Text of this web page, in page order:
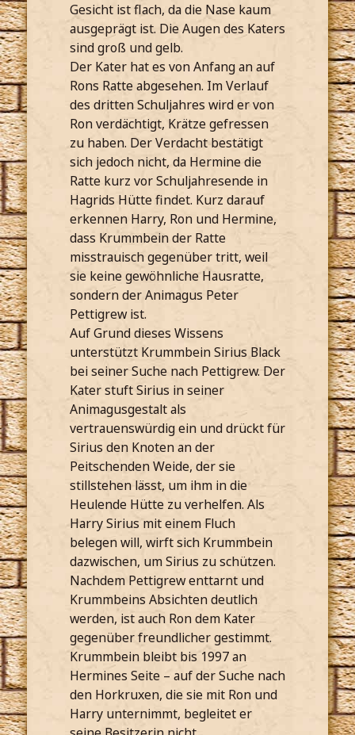
Gesicht ist flach, da die Nase kaum
ausgeprägt ist. Die Augen des Katers
sind groß und gelb.
Der Kater hat es von Anfang an auf
Rons Ratte abgesehen. Im Verlauf
des dritten Schuljahres wird er von
Ron verdächtigt, Krätze gefressen
zu haben. Der Verdacht bestätigt
sich jedoch nicht, da Hermine die
Ratte kurz vor Schuljahresende in
Hagrids Hütte findet. Kurz darauf
erkennen Harry, Ron und Hermine,
dass Krummbein der Ratte
misstrauisch gegenüber tritt, weil
sie keine gewöhnliche Hausratte,
sondern der Animagus Peter
Pettigrew ist.
Auf Grund dieses Wissens
unterstützt Krummbein Sirius Black
bei seiner Suche nach Pettigrew. Der
Kater stuft Sirius in seiner
Animagusgestalt als
vertrauenswürdig ein und drückt für
Sirius den Knoten an der
Peitschenden Weide, der sie
stillstehen lässt, um ihm in die
Heulende Hütte zu verhelfen. Als
Harry Sirius mit einem Fluch
belegen will, wirft sich Krummbein
dazwischen, um Sirius zu schützen.
Nachdem Pettigrew enttarnt und
Krummbeins Absichten deutlich
werden, ist auch Ron dem Kater
gegenüber freundlicher gestimmt.
Krummbein bleibt bis 1997 an
Hermines Seite – auf der Suche nach
den Horkruxen, die sie mit Ron und
Harry unternimmt, begleitet er